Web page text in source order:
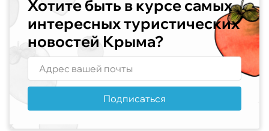
Хотите быть в курсе самых
интересных туристических
новостей Крыма?
Подписаться